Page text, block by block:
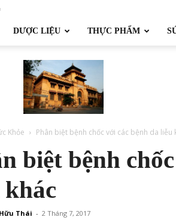
DƯỢC LIỆU THỰC PHẨM
Khỏe Phân biệt bệnh chốc với các bệnh da liễu
biệt bệnh
Thái - 2 Tháng 7, 2017